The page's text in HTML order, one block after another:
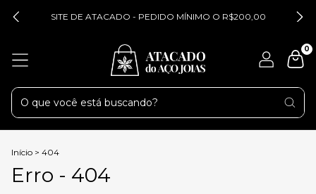
SITE DE ATACADO - PEDIDO MÍNIMO O R$200,00
0
Início > 404
Erro - 404